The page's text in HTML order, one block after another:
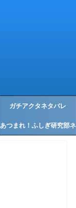
ガチアクタネタバレ
あつまれ！ふしぎ研究部ネ